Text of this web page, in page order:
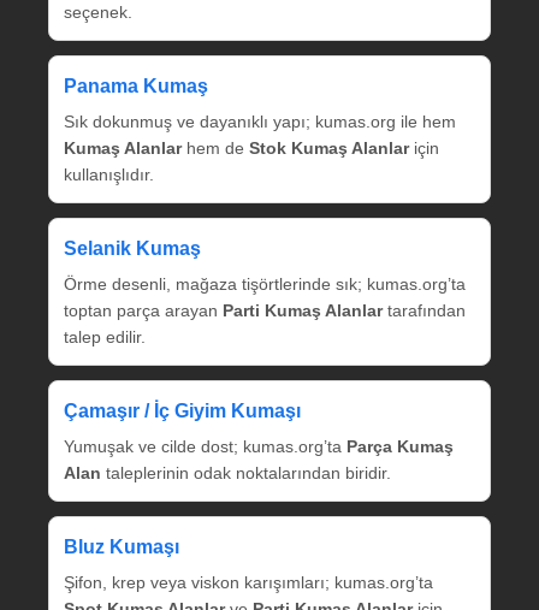
seçenek.
Panama Kumaş
Sık dokunmuş ve dayanıklı yapı; kumas.org ile hem
Kumaş Alanlarhem de Stok Kumaş Alanlariçin
kullanışlıdır.
Selanik Kumaş
Örme desenli, mağaza tişörtlerinde sık; kumas.org’ta
toptan parça arayan Parti Kumaş Alanlartarafından
talep edilir.
Çamaşır / İç Giyim Kumaşı
Yumuşak ve cilde dost; kumas.org’ta Parça Kumaş
Alan taleplerinin odak noktalarından biridir.
Bluz Kumaşı
Şifon, krep veya viskon karışımları; kumas.org’ta